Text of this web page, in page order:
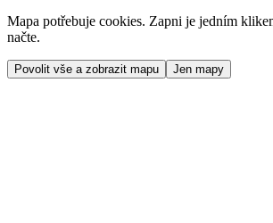
Mapa potřebuje cookies. Zapni je jedním
načte.
Povolit vše a zobrazit mapu Jen mapy